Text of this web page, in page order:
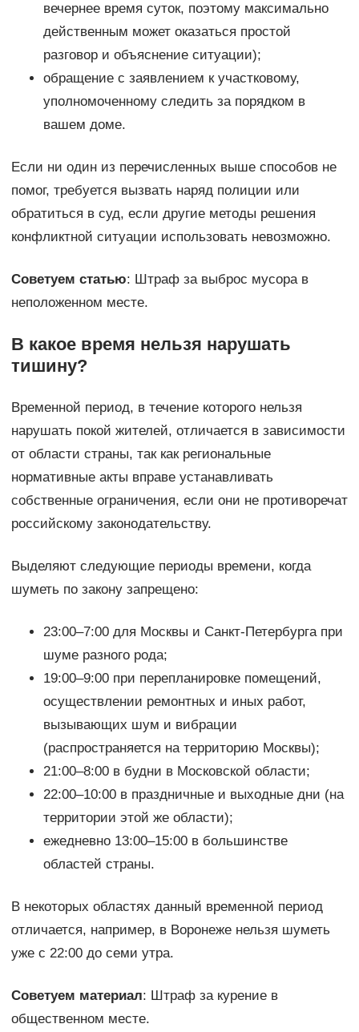
вечернее время суток, поэтому максимально
действенным может оказаться простой
разговор и объяснение ситуации);
обращение с заявлением к участковому,
уполномоченному следить за порядком в
вашем доме.
Если ни один из перечисленных выше способов не
помог, требуется вызвать наряд полиции или
обратиться в суд, если другие методы решения
конфликтной ситуации использовать невозможно.
Советуем статью: Штраф за выброс мусора в
неположенном месте.
В какое время нельзя нарушать
тишину?
Временной период, в течение которого нельзя
нарушать покой жителей, отличается в зависимости
от области страны, так как региональные
нормативные акты вправе устанавливать
собственные ограничения, если они не противоречат
российскому законодательству.
Выделяют следующие периоды времени, когда
шуметь по закону запрещено:
23:00–7:00 для Москвы и Санкт-Петербурга при
шуме разного рода;
19:00–9:00 при перепланировке помещений,
осуществлении ремонтных и иных работ,
вызывающих шум и вибрации
(распространяется на территорию Москвы);
21:00–8:00 в будни в Московской области;
22:00–10:00 в праздничные и выходные дни (на
территории этой же области);
ежедневно 13:00–15:00 в большинстве
областей страны.
В некоторых областях данный временной период
отличается, например, в Воронеже нельзя шуметь
уже с 22:00 до семи утра.
Советуем материал: Штраф за курение в
общественном месте.